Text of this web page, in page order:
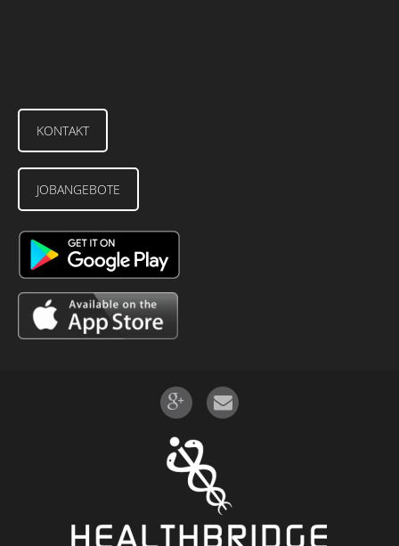
KONTAKT
JOBANGEBOTE